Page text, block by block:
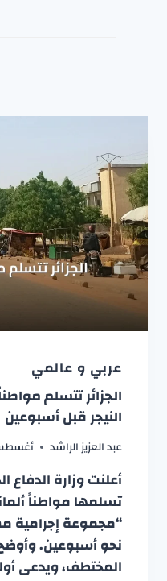
عربي و عالمي
الجزائر تتسلم
النيجر قبل أسبوعين
عبد العزيز الراشد أغسطس 9,
أعلنت وزارة الدفاع
تسلمها مواطناً
“مجموعة إجرامية
نحو أسبوعين.
المختطف، ويدعى